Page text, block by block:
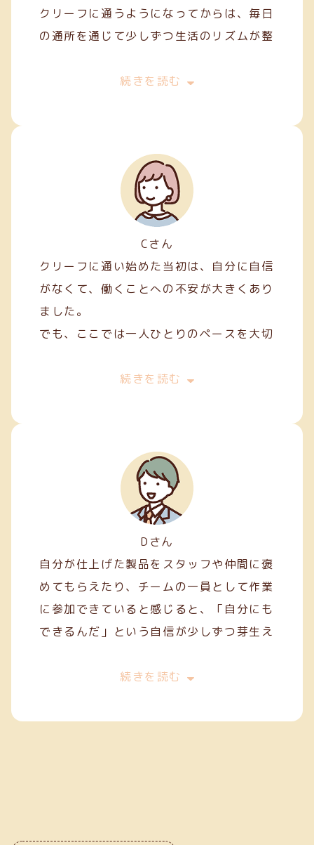
クリーフに通うようになってからは、毎日
の通所を通じて少しずつ生活のリズムが整
続きを読む
Cさん
クリーフに通い始めた当初は、自分に自信
がなくて、働くことへの不安が大きくあり
ました。
でも、ここでは一人ひとりのペースを大切
めることができました。
続きを読む
Dさん
自分が仕上げた製品をスタッフや仲間に褒
めてもらえたり、チームの一員として作業
に参加できていると感じると、「自分にも
できるんだ」という自信が少しずつ芽生え
今は、一般就労を目指してスキルを磨きな
す。クリーフでの経験が、自分の「働く
続きを読む